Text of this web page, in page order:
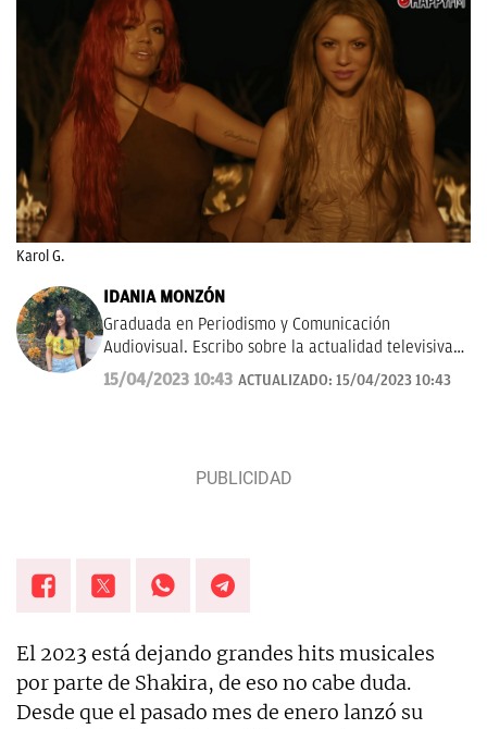
Karol G.
IDANIA MONZÓN
Graduada en Periodismo y Comunicación
Audiovisual. Escribo sobre la actualidad televisiva y
musical. Además, me gusta investigar y hablar
sobre todo lo relacionado con las ficciones del
15/04/2023 10:43 ACTUALIZADO: 15/04/2023 10:43
El 2023 está dejando grandes hits musicales
por parte de Shakira, de eso no cabe duda.
Desde que el pasado mes de enero lanzó su